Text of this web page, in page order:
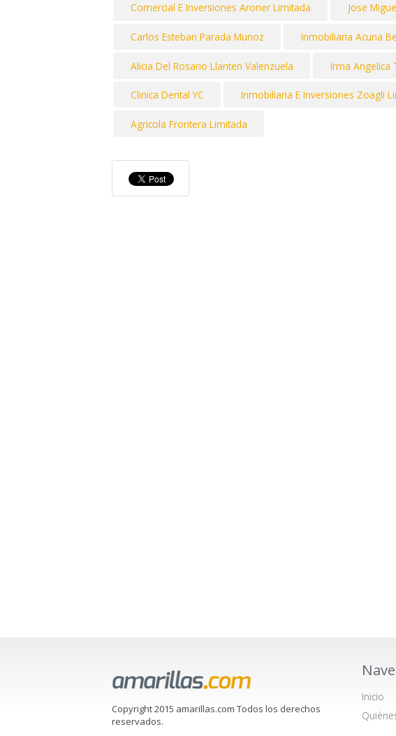
Comercial E Inversiones Aroner Limitada Jose
Carlos Esteban Parada Munoz Inmobiliaria Acuna
Alicia Del Rosario Llanten Valenzuela Irma Angelica
Clinica Dental YC Inmobiliaria E Inversiones Zoagli
Agricola Frontera Limitada
Copyright 2015 amarillas.com Todos los derechos
reservados.
Inicio